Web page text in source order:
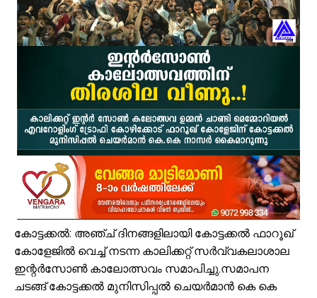
എസ്.എം.സർവർ മെഗാ ഉറുദു ക്വിസ് മത്സരം സമാപിച്ചു
ഒതുക്കുങ്ങൽ ഗവൺമെന്റ് ഹയർ സെക്കന്ററി സ്കൂളിന് പ്രത്യേക
വേങ്ങര ടൗൺ പൗരസമിതി ഫുട്ബോൾ പ്രവചന മത്സരം: വിജയിക്ക്
ശിഹാബ് തങ്ങളെ അനുസ്മരിച്ച് പി.കെ. കുഞ്ഞാലിക്കുട്ടി
മലപ്പുറം ജില്ലയില്‍ ശക്തമായ മഴ; 4 ക്യാമ്പുകള്‍ തുറന്നു
വേങ്ങര ബോയ്സ് സ്കൂൾ മുൻ പ്യൂൺ തങ്കപ്പൻ ടി.വി നിര്യാതനായി
അതിശക്തമായ മഴ തുടരും; എട്ട് ജില്ലകളിൽ റെഡ് അലർട്ട്
മൊബൈല്‍ ഉപയോക്താക്കള്‍ക്ക് തിരിച്ചടി; നിരക്കുകള്‍ വീണ്ടും
രക്ഷാപ്രവർത്തനത്തിനിടെ കാര്യങ്കോട്
പ്രളയക്കെടുതി പ്രതിരോധം: വേങ്ങര പഞ്ചായപ്പിൽ സന്നദ്ധ
കോട്ടക്കൽ: അഞ്ച് ദിനങ്ങളിലായി കോട്ടക്കൽ ഫാറൂഖ്
കോളേജിൽ വെച്ച് നടന്ന കാലിക്കറ്റ് സർവ്വകലാശാല
ഇന്റർസോൺ കാലോത്സവം സമാപിച്ചു.സമാപന
ചടങ്ങ് കോട്ടക്കൽ മുനിസിപ്പൽ ചെയർമാൻ കെ കെ